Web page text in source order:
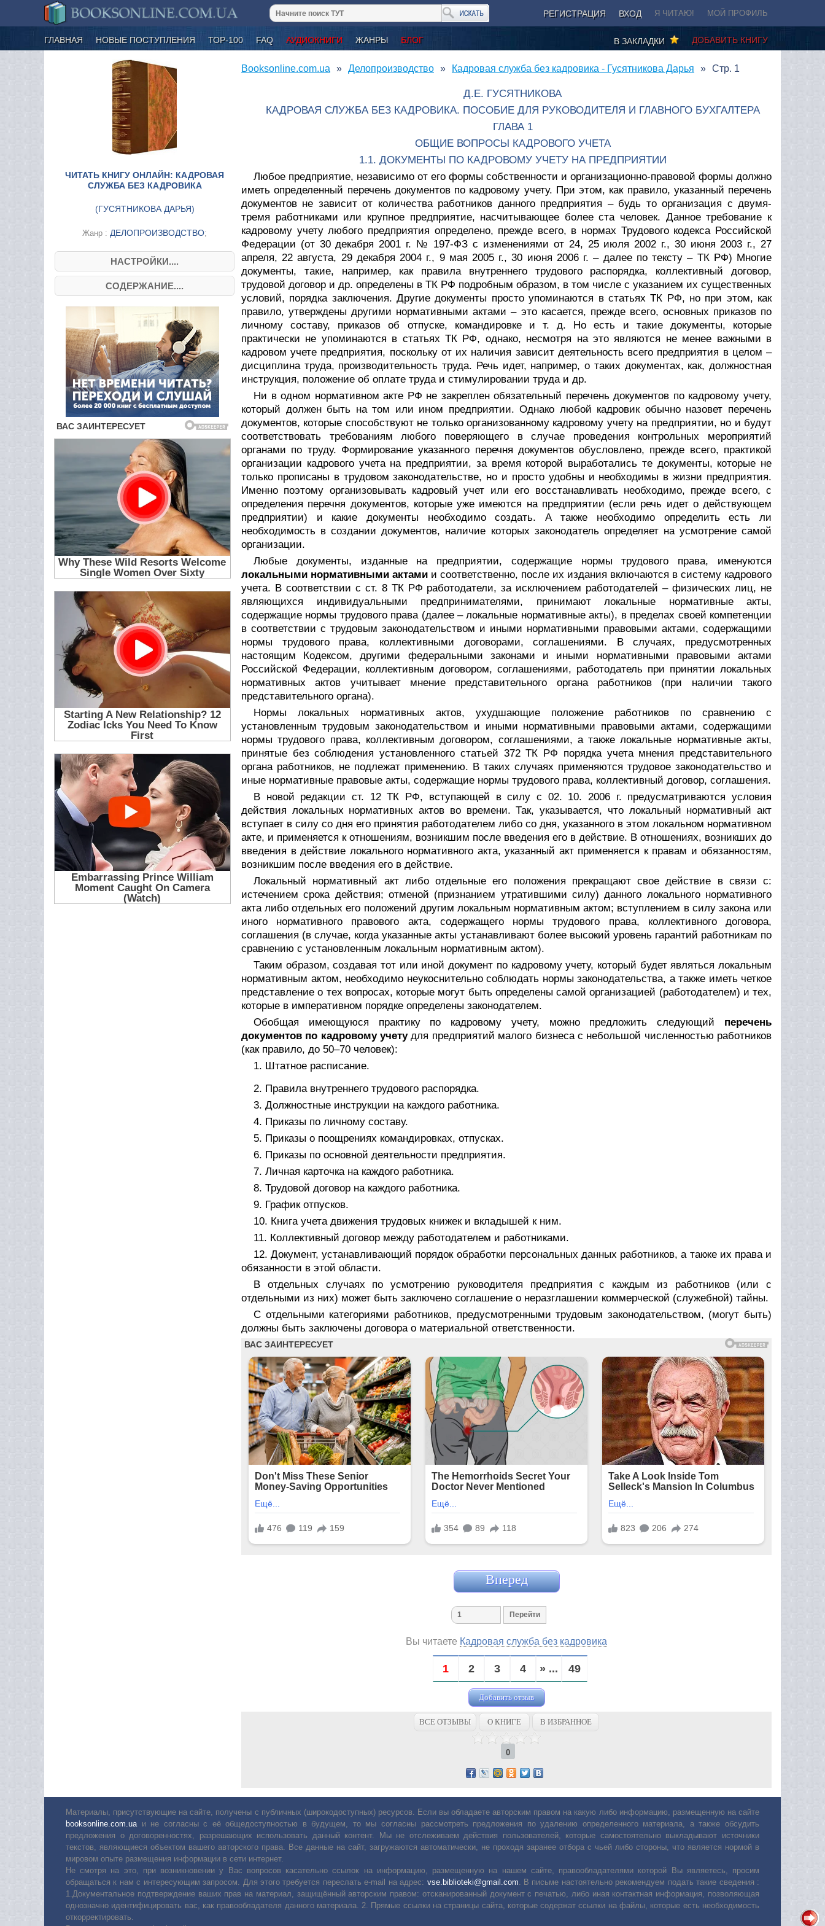
РЕГИСТРАЦИЯ ВХОД Я ЧИТАЮ! МОЙ ПРОФИЛЬ
ГЛАВНАЯ НОВЫЕ ПОСТУПЛЕНИЯ ТОР-100 FAQ АУДИОКНИГИ ЖАНРЫ БЛОГ ДОБАВИТЬ КНИГУ
В ЗАКЛАДКИ
ЧИТАТЬ КНИГУ ОНЛАЙН: КАДРОВАЯ
СЛУЖБА БЕЗ КАДРОВИКА
(ГУСЯТНИКОВА ДАРЬЯ)
Жанр : ДЕЛОПРОИЗВОДСТВО;
НАСТРОЙКИ....
СОДЕРЖАНИЕ....
Booksonline.com.ua Делопроизводство Кадровая служба без кадровика - Гусятникова Дарья Стр. 1
Д.Е. ГУСЯТНИКОВА
КАДРОВАЯ СЛУЖБА БЕЗ КАДРОВИКА. ПОСОБИЕ ДЛЯ РУКОВОДИТЕЛЯ И ГЛАВНОГО БУХГАЛТЕРА
ГЛАВА 1
ОБЩИЕ ВОПРОСЫ КАДРОВОГО УЧЕТА
1.1. ДОКУМЕНТЫ ПО КАДРОВОМУ УЧЕТУ НА ПРЕДПРИЯТИИ
Любое предприятие, независимо от его формы собственности и организационно-правовой формы должно
иметь определенный перечень документов по кадровому учету. При этом, как правило, указанный перечень
документов не зависит от количества работников данного предприятия – будь то организация с двумя-
тремя работниками или крупное предприятие, насчитывающее более ста человек. Данное требование к
кадровому учету любого предприятия определено, прежде всего, в нормах Трудового кодекса Российской
Федерации (от 30 декабря 2001 г. № 197-ФЗ с изменениями от 24, 25 июля 2002 г., 30 июня 2003 г., 27
апреля, 22 августа, 29 декабря 2004 г., 9 мая 2005 г., 30 июня 2006 г. – далее по тексту – ТК РФ) Многие
документы, такие, например, как правила внутреннего трудового распорядка, коллективный договор,
трудовой договор и др. определены в ТК РФ подробным образом, в том числе с указанием их существенных
условий, порядка заключения. Другие документы просто упоминаются в статьях ТК РФ, но при этом, как
правило, утверждены другими нормативными актами – это касается, прежде всего, основных приказов по
личному составу, приказов об отпуске, командировке и т. д. Но есть и такие документы, которые
практически не упоминаются в статьях ТК РФ, однако, несмотря на это являются не менее важными в
кадровом учете предприятия, поскольку от их наличия зависит деятельность всего предприятия в целом –
дисциплина труда, производительность труда. Речь идет, например, о таких документах, как, должностная
инструкция, положение об оплате труда и стимулировании труда и др.
Ни в одном нормативном акте РФ не закреплен обязательный перечень документов по кадровому учету,
который должен быть на том или ином предприятии. Однако любой кадровик обычно назовет перечень
документов, которые способствуют не только организованному кадровому учету на предприятии, но и будут
соответствовать требованиям любого поверяющего в случае проведения контрольных мероприятий
органами по труду. Формирование указанного перечня документов обусловлено, прежде всего, практикой
организации кадрового учета на предприятии, за время которой выработались те документы, которые не
только прописаны в трудовом законодательстве, но и просто удобны и необходимы в жизни предприятия.
Именно поэтому организовывать кадровый учет или его восстанавливать необходимо, прежде всего, с
определения перечня документов, которые уже имеются на предприятии (если речь идет о действующем
предприятии) и какие документы необходимо создать. А также необходимо определить есть ли
необходимость в создании документов, наличие которых законодатель определяет на усмотрение самой
организации.
Любые документы, изданные на предприятии, содержащие нормы трудового права, именуются
локальными нормативными актами и соответственно, после их издания включаются в систему кадрового
учета. В соответствии с ст. 8 ТК РФ работодатели, за исключением работодателей – физических лиц, не
являющихся индивидуальными предпринимателями, принимают локальные нормативные акты,
содержащие нормы трудового права (далее – локальные нормативные акты), в пределах своей компетенции
в соответствии с трудовым законодательством и иными нормативными правовыми актами, содержащими
нормы трудового права, коллективными договорами, соглашениями. В случаях, предусмотренных
настоящим Кодексом, другими федеральными законами и иными нормативными правовыми актами
Российской Федерации, коллективным договором, соглашениями, работодатель при принятии локальных
нормативных актов учитывает мнение представительного органа работников (при наличии такого
представительного органа).
Нормы локальных нормативных актов, ухудшающие положение работников по сравнению с
установленным трудовым законодательством и иными нормативными правовыми актами, содержащими
нормы трудового права, коллективным договором, соглашениями, а также локальные нормативные акты,
принятые без соблюдения установленного статьей 372 ТК РФ порядка учета мнения представительного
органа работников, не подлежат применению. В таких случаях применяются трудовое законодательство и
иные нормативные правовые акты, содержащие нормы трудового права, коллективный договор, соглашения.
В новой редакции ст. 12 ТК РФ, вступающей в силу с 02. 10. 2006 г. предусматриваются условия
действия локальных нормативных актов во времени. Так, указывается, что локальный нормативный акт
вступает в силу со дня его принятия работодателем либо со дня, указанного в этом локальном нормативном
акте, и применяется к отношениям, возникшим после введения его в действие. В отношениях, возникших до
введения в действие локального нормативного акта, указанный акт применяется к правам и обязанностям,
возникшим после введения его в действие.
Локальный нормативный акт либо отдельные его положения прекращают свое действие в связи с:
истечением срока действия; отменой (признанием утратившими силу) данного локального нормативного
акта либо отдельных его положений другим локальным нормативным актом; вступлением в силу закона или
иного нормативного правового акта, содержащего нормы трудового права, коллективного договора,
соглашения (в случае, когда указанные акты устанавливают более высокий уровень гарантий работникам по
сравнению с установленным локальным нормативным актом).
Таким образом, создавая тот или иной документ по кадровому учету, который будет являться локальным
нормативным актом, необходимо неукоснительно соблюдать нормы законодательства, а также иметь четкое
представление о тех вопросах, которые могут быть определены самой организацией (работодателем) и тех,
которые в императивном порядке определены законодателем.
Обобщая имеющуюся практику по кадровому учету, можно предложить следующий перечень
документов по кадровому учетудля предприятий малого бизнеса с небольшой численностью работников
(как правило, до 50–70 человек):
1. Штатное расписание.
2. Правила внутреннего трудового распорядка.
3. Должностные инструкции на каждого работника.
4. Приказы по личному составу.
5. Приказы о поощрениях командировках, отпусках.
6. Приказы по основной деятельности предприятия.
7. Личная карточка на каждого работника.
8. Трудовой договор на каждого работника.
9. График отпусков.
10. Книга учета движения трудовых книжек и вкладышей к ним.
11. Коллективный договор между работодателем и работниками.
12. Документ, устанавливающий порядок обработки персональных данных работников, а также их права и
обязанности в этой области.
В отдельных случаях по усмотрению руководителя предприятия с каждым из работников (или с
отдельными из них) может быть заключено соглашение о неразглашении коммерческой (служебной) тайны.
С отдельными категориями работников, предусмотренными трудовым законодательством, (могут быть)
должны быть заключены договора о материальной ответственности.
Вперед
Вы читаете Кадровая служба без кадровика
1 2 3 4 » ... 49
Добавить отзыв
ВСЕ ОТЗЫВЫ О КНИГЕ В ИЗБРАННОЕ
0
Материалы, присутствующие на сайте, получены с публичных (широкодоступных) ресурсов. Если вы обладаете авторским правом на какую либо информацию, размещенную на сайте
booksonline.com.ua и не согласны с её общедоступностью в будущем, то мы согласны рассмотреть предложения по удалению определенного материала, а также обсудить
предложения о договоренностях, разрешающих использовать данный контент. Мы не отслеживаем действия пользователей, которые самостоятельно выкладывают источники
текстов, являющиеся объектом вашего авторского права. Все данные на сайт, загружаются автоматически, не проходя заранее отбора с чьей либо стороны, что является нормой в
мировом опыте размещения информации в сети интернет.
Не смотря на это, при возникновении у Вас вопросов касательно ссылок на информацию, размещенную на нашем сайте, правообладателями которой Вы являетесь, просим
обращаться к нам с интересующим запросом. Для этого требуется переслать е-mail на адрес: vse.biblioteki@gmail.com . В письме настоятельно рекомендуем подать такие сведения :
1.Документальное подтверждение ваших прав на материал, защищённый авторским правом: отсканированный документ с печатью, либо иная контактная информация, позволяющая
однозначно идентифицировать вас, как правообладателя данного материала. 2. Прямые ссылки на страницы сайта, которые содержат ссылки на файлы, которые есть необходимость
откорректировать.